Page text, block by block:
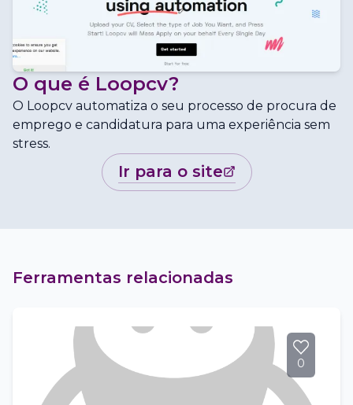
O que é Loopcv?
O Loopcv automatiza o seu processo de procura de
emprego e candidatura para uma experiência sem
stress.
ir para o site
Ferramentas relacionadas
0